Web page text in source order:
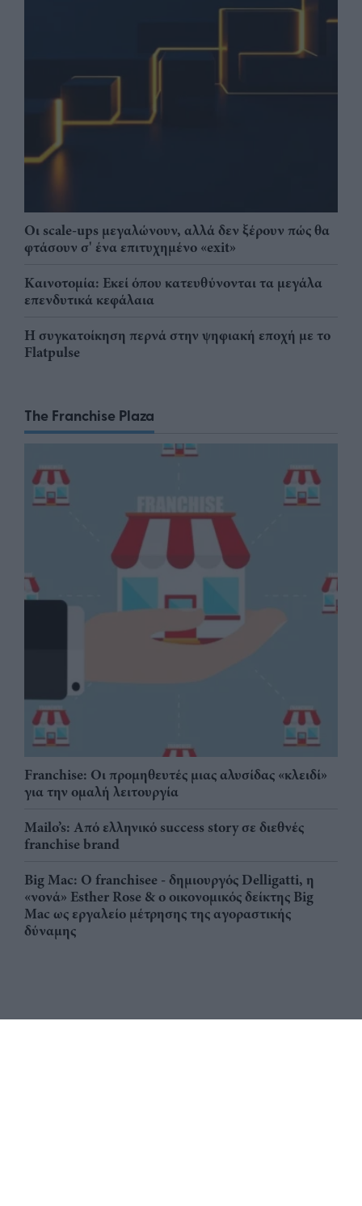
Οι scale-ups μεγαλώνουν, αλλά δεν ξέρουν πώς θα
φτάσουν σ' ένα επιτυχημένο «exit»
Καινοτομία: Εκεί όπου κατευθύνονται τα μεγάλα
επενδυτικά κεφάλαια
Η συγκατοίκηση περνά στην ψηφιακή εποχή με το
Flatpulse
The Franchise Plaza
Franchise: Οι προμηθευτές μιας αλυσίδας «κλειδί»
για την ομαλή λειτουργία
Mailo’s: Από ελληνικό success story σε διεθνές
franchise brand
Big Mac: Ο franchisee - δημιουργός Delligatti, η
«νονά» Esther Rose & ο οικονομικός δείκτης Big
Mac ως εργαλείο μέτρησης της αγοραστικής
δύναμης